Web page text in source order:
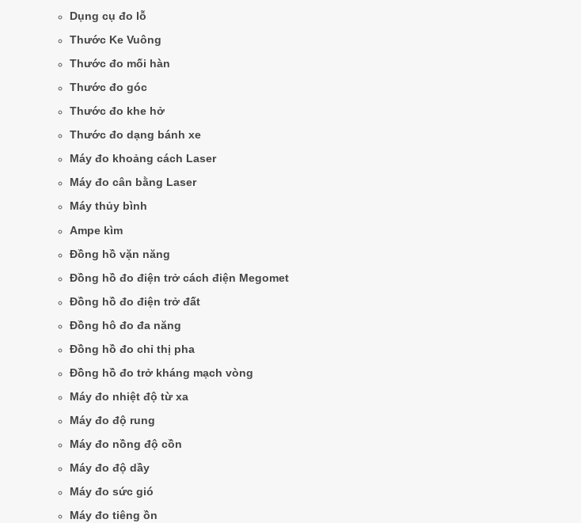
Dụng cụ đo lỗ
Thước Ke Vuông
Thước đo mối hàn
Thước đo góc
Thước đo khe hở
Thước đo dạng bánh xe
Máy đo khoảng cách Laser
Máy đo cân bằng Laser
Máy thủy bình
Ampe kìm
Đồng hồ vặn năng
Đồng hồ đo điện trở cách điện Megomet
Đồng hồ đo điện trở đất
Đồng hô đo đa năng
Đồng hồ đo chỉ thị pha
Đồng hồ đo trở kháng mạch vòng
Máy đo nhiệt độ từ xa
Máy đo độ rung
Máy đo nồng độ cồn
Máy đo độ dầy
Máy đo sức gió
Máy đo tiêng ồn